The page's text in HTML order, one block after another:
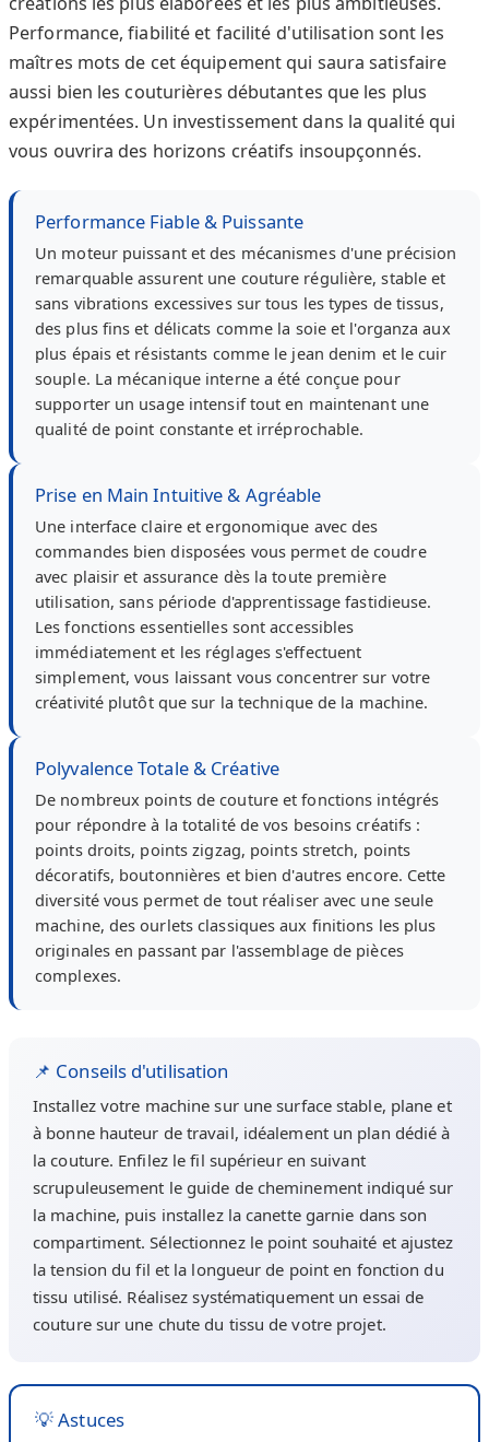
Performance, fiabilité et facilité d'utilisation sont les
maîtres mots de cet équipement qui saura satisfaire
aussi bien les couturières débutantes que les plus
expérimentées. Un investissement dans la qualité qui
vous ouvrira des horizons créatifs insoupçonnés.
Performance Fiable & Puissante
Un moteur puissant et des mécanismes d'une précision
remarquable assurent une couture régulière, stable et
sans vibrations excessives sur tous les types de tissus,
des plus fins et délicats comme la soie et l'organza aux
plus épais et résistants comme le jean denim et le cuir
souple. La mécanique interne a été conçue pour
supporter un usage intensif tout en maintenant une
qualité de point constante et irréprochable.
Prise en Main Intuitive & Agréable
Une interface claire et ergonomique avec des
commandes bien disposées vous permet de coudre
avec plaisir et assurance dès la toute première
utilisation, sans période d'apprentissage fastidieuse.
Les fonctions essentielles sont accessibles
immédiatement et les réglages s'effectuent
simplement, vous laissant vous concentrer sur votre
créativité plutôt que sur la technique de la machine.
Polyvalence Totale & Créative
De nombreux points de couture et fonctions intégrés
pour répondre à la totalité de vos besoins créatifs :
points droits, points zigzag, points stretch, points
décoratifs, boutonnières et bien d'autres encore. Cette
diversité vous permet de tout réaliser avec une seule
machine, des ourlets classiques aux finitions les plus
originales en passant par l'assemblage de pièces
complexes.
📌 Conseils d'utilisation
Installez votre machine sur une surface stable, plane et
à bonne hauteur de travail, idéalement un plan dédié à
la couture. Enfilez le fil supérieur en suivant
scrupuleusement le guide de cheminement indiqué sur
la machine, puis installez la canette garnie dans son
compartiment. Sélectionnez le point souhaité et ajustez
la tension du fil et la longueur de point en fonction du
tissu utilisé. Réalisez systématiquement un essai de
couture sur une chute du tissu de votre projet.
💡 Astuces